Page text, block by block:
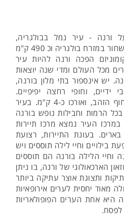
ורנה - עיר נמל בבולגריה,
הממוקמת על חוף הים השחור במזרח בולגריה וכ 490 ק"מ
הפכה ורנה להיות עיר
מכל העולם ומדי שנה יוצאות
יש אינספור בתי מלון בורנה,
ידיים, וחופי רחצה יפיפיים.
המפורסם שבהם נקרא חוף הזהב, ואורכו כ-4 ק"מ. בעיר
הרמות וחבילות נופש בורנה
במרכז העיר נמצא מרכז תיירות
בעונת התיירות, רצועת
בילויים וחיי לילה תוססים ויש
וחיי הלילה בורנה הם תוססים
הארכאולוגי של ורנה, בו ניתן
ותצוגת אוצר עתיקה ביותר
מאוד יחסית לערים אירופאיות
היא אחת הערים הפופולאריות
לפסח.